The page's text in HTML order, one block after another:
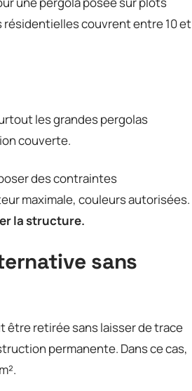
résidentielles couvrent entre 10 et
les grandes pergolas
couverte.
des contraintes
maximale, couleurs autorisées.
la structure.
sans
être retirée sans laisser de trace
permanente. Dans ce cas,